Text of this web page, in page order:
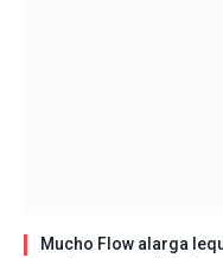
Mucho Flow alarga